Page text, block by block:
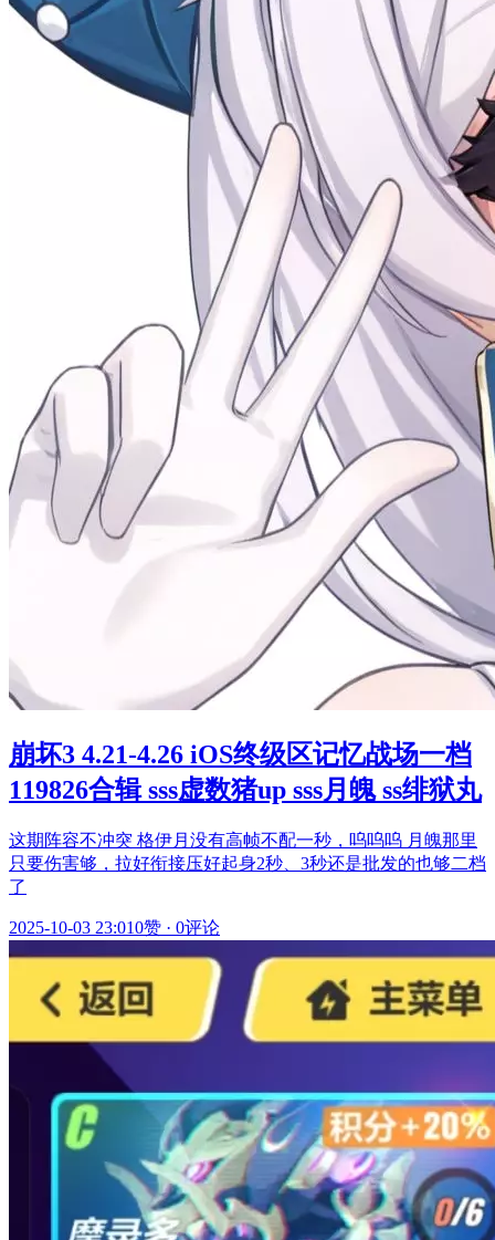
崩坏3 4.21-4.26 iOS终级区记忆战场一档
119826合辑 sss虚数猪up sss月魄 ss绯狱丸
这期阵容不冲突 格伊月没有高帧不配一秒，呜呜呜 月魄那里
只要伤害够，拉好衔接压好起身2秒、3秒还是批发的也够二档
了
2025-10-03 23:010赞 · 0评论